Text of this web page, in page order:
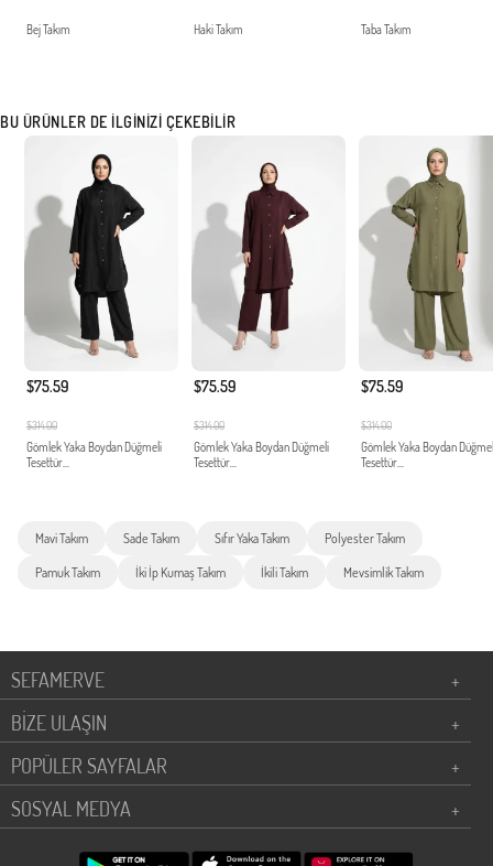
Bej Takım Haki Takım Taba Takım
BU ÜRÜNLER DE İLGINIZI ÇEKEBILIR
$75.59
$314.00
Gömlek Yaka Boydan Düğmeli
Tesettür...
$75.59
$314.00
Gömlek Yaka Boydan Düğmeli
Tesettür...
$75.59
$314.00
Gömlek Yaka Boydan
Tesettür...
Mavi Takım Sade Takım Sıfır Yaka Takım Polyester Takım
Pamuk Takım İki İp Kumaş Takım İkili Takım Mevsimlik Takım
SEFAMERVE
+
BİZE ULAŞIN
+
POPÜLER SAYFALAR
+
SOSYAL MEDYA
+